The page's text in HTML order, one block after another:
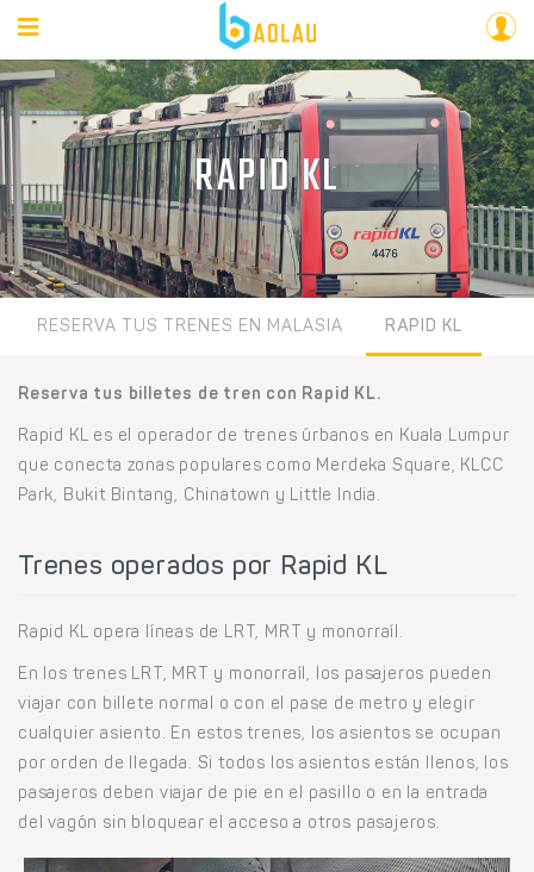
RAPID KL
RESERVA TUS TRENES EN MALASIA RAPID KL
Reserva tus billetes de tren con Rapid KL.
Rapid KL es el operador de trenes úrbanos en Kuala Lumpur
que conecta zonas populares como Merdeka Square, KLCC
Park, Bukit Bintang, Chinatown y Little India.
Trenes operados por Rapid KL
Rapid KL opera líneas de LRT, MRT y monorraíl.
En los trenes LRT, MRT y monorraíl, los pasajeros pueden
viajar con billete normal o con el pase de metro y elegir
cualquier asiento. En estos trenes, los asientos se ocupan
por orden de llegada. Si todos los asientos están llenos, los
pasajeros deben viajar de pie en el pasillo o en la entrada
del vagón sin bloquear el acceso a otros pasajeros.